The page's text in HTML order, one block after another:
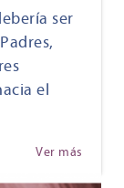
ser
el
Ver más